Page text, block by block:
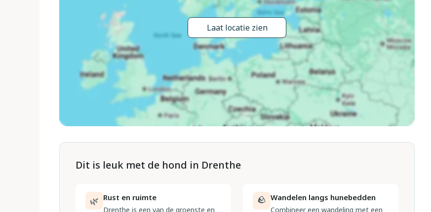
Laat locatie zien
Dit is leuk met de hond in Drenthe
🌿 Rust en ruimte
Drenthe is een van de groenste en
🪨 Wandelen langs hunebedden
Combineer een wandeling met een